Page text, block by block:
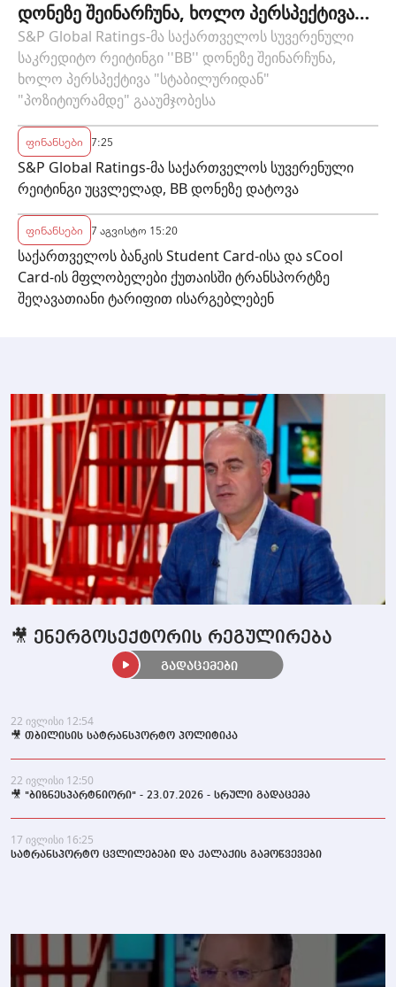
დონეზე შეინარჩუნა, ხოლო პერსპექტივა
"სტაბილურიდან" "პოზიტიურამდე"
გააუმჯობესა
S&P Global Ratings-მა საქართველოს სუვერენული
საკრედიტო რეიტინგი ''BB'' დონეზე შეინარჩუნა,
ხოლო პერსპექტივა "სტაბილურიდან"
"პოზიტიურამდე" გააუმჯობესა
ფინანსები 7:25
S&P Global Ratings-მა საქართველოს სუვერენული
რეიტინგი უცვლელად, BB დონეზე დატოვა
ფინანსები 7 აგვისტო 15:20
საქართველოს ბანკის Student Card-ისა და sCool
Card-ის მფლობელები ქუთაისში ტრანსპორტზე
შეღავათიანი ტარიფით ისარგებლებენ
22 ივლისი 12:54
🎥 თბილისის სატრანსპორტო პოლიტიკა
22 ივლისი 12:50
🎥 "ბიზნესპარტნიორი" - 23.07.2026 - სრული გადაცემა
17 ივლისი 16:25
სატრანსპორტო ცვლილებები და ქალაქის გამოწვევები
🎥 ენერგოსექტორის რეგულირება
გადაცემები